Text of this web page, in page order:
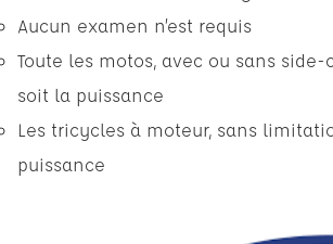
Aucun examen n’est requis
Toute les motos, avec ou sans side-
soit la puissance
Les tricycles à moteur, sans
puissance